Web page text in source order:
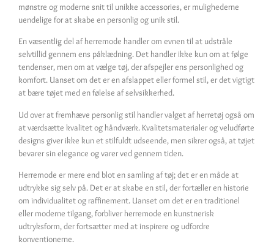
mønstre og moderne snit til unikke accessories, er mulighederne
uendelige for at skabe en personlig og unik stil.
En væsentlig del af herremode handler om evnen til at udstråle
selvtillid gennem ens påklædning. Det handler ikke kun om at følge
tendenser, men om at vælge tøj, der afspejler ens personlighed og
komfort. Uanset om det er en afslappet eller formel stil, er det vigtigt
at bære tøjet med en følelse af selvsikkerhed.
Ud over at fremhæve personlig stil handler valget af herretøj også om
at værdsætte kvalitet og håndværk. Kvalitetsmaterialer og veludførte
designs giver ikke kun et stilfuldt udseende, men sikrer også, at tøjet
bevarer sin elegance og varer ved gennem tiden.
Herremode er mere end blot en samling af tøj; det er en måde at
udtrykke sig selv på. Det er at skabe en stil, der fortæller en historie
om individualitet og raffinement. Uanset om det er en traditionel
eller moderne tilgang, forbliver herremode en kunstnerisk
udtryksform, der fortsætter med at inspirere og udfordre
konventionerne.